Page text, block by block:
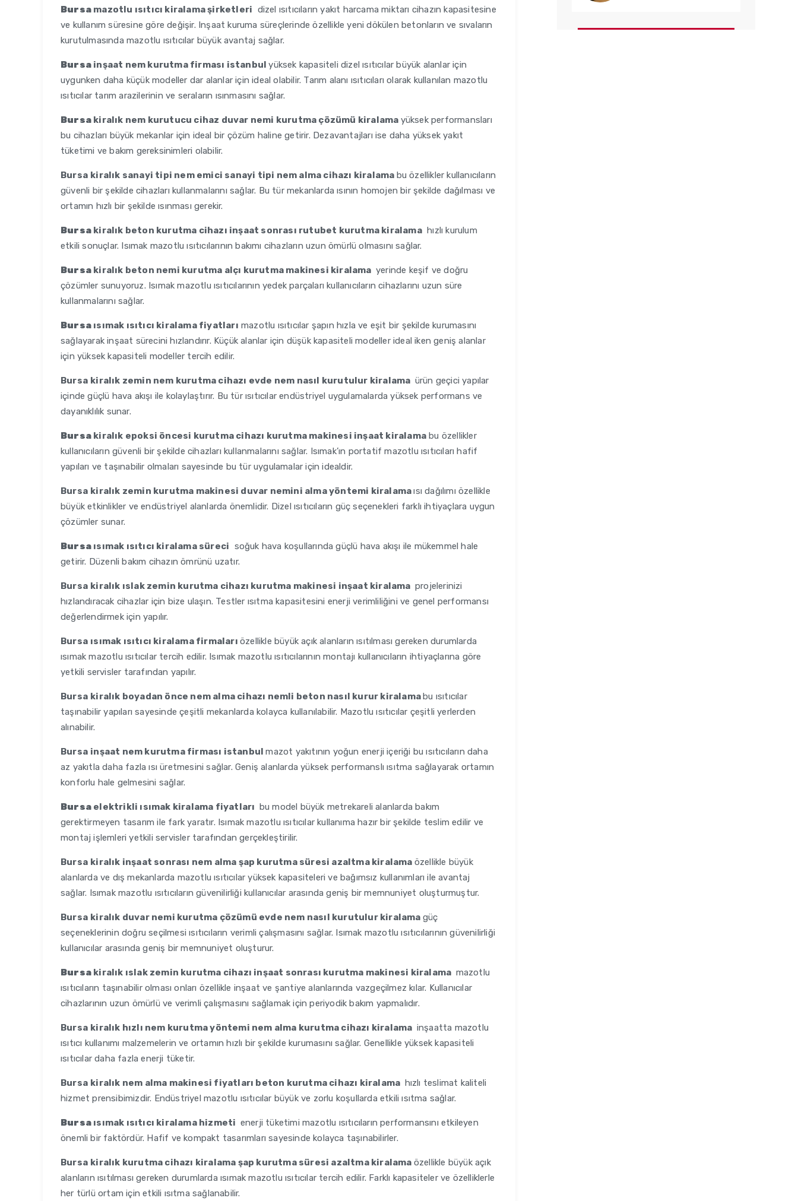
Bursa mazotlu ısıtıcı kiralama şirketleri dizel ısıtıcıların yakıt harcama miktarı cihazın kapasitesine
ve kullanım süresine göre değişir. Inşaat kuruma süreçlerinde özellikle yeni dökülen betonların ve sıvaların
kurutulmasında mazotlu ısıtıcılar büyük avantaj sağlar.
Bursa inşaat nem kurutma firması istanbulyüksek kapasiteli dizel ısıtıcılar büyük alanlar için
uygunken daha küçük modeller dar alanlar için ideal olabilir. Tarım alanı ısıtıcıları olarak kullanılan mazotlu
ısıtıcılar tarım arazilerinin ve seraların ısınmasını sağlar.
Bursa kiralık nem kurutucu cihaz duvar nemi kurutma çözümü kiralama yüksek performansları
bu cihazları büyük mekanlar için ideal bir çözüm haline getirir. Dezavantajları ise daha yüksek yakıt
tüketimi ve bakım gereksinimleri olabilir.
Bursa kiralık sanayi tipi nem emici sanayi tipi nem alma cihazı kiralama bu özellikler kullanıcıların
güvenli bir şekilde cihazları kullanmalarını sağlar. Bu tür mekanlarda ısının homojen bir şekilde dağılması ve
ortamın hızlı bir şekilde ısınması gerekir.
Bursa kiralık beton kurutma cihazı inşaat sonrası rutubet kurutma kiralamahızlı kurulum
etkili sonuçlar. Isımak mazotlu ısıtıcılarının bakımı cihazların uzun ömürlü olmasını sağlar.
Bursa kiralık beton nemi kurutma alçı kurutma makinesi kiralama yerinde keşif ve doğru
çözümler sunuyoruz. Isımak mazotlu ısıtıcılarının yedek parçaları kullanıcıların cihazlarını uzun süre
kullanmalarını sağlar.
Bursa ısımak ısıtıcı kiralama fiyatları mazotlu ısıtıcılar şapın hızla ve eşit bir şekilde kurumasını
sağlayarak inşaat sürecini hızlandırır. Küçük alanlar için düşük kapasiteli modeller ideal iken geniş alanlar
için yüksek kapasiteli modeller tercih edilir.
Bursa kiralık zemin nem kurutma cihazı evde nem nasıl kurutulur kiralama ürün geçici yapılar
içinde güçlü hava akışı ile kolaylaştırır. Bu tür ısıtıcılar endüstriyel uygulamalarda yüksek performans ve
dayanıklılık sunar.
Bursa kiralık epoksi öncesi kurutma cihazı kurutma makinesi inşaat kiralama bu özellikler
kullanıcıların güvenli bir şekilde cihazları kullanmalarını sağlar. Isımak’ın portatif mazotlu ısıtıcıları hafif
yapıları ve taşınabilir olmaları sayesinde bu tür uygulamalar için idealdir.
Bursa kiralık zemin kurutma makinesi duvar nemini alma yöntemi kiralamaısı dağılımı özellikle
büyük etkinlikler ve endüstriyel alanlarda önemlidir. Dizel ısıtıcıların güç seçenekleri farklı ihtiyaçlara uygun
çözümler sunar.
Bursa ısımak ısıtıcı kiralama süreci soğuk hava koşullarında güçlü hava akışı ile mükemmel hale
getirir. Düzenli bakım cihazın ömrünü uzatır.
Bursa kiralık ıslak zemin kurutma cihazı kurutma makinesi inşaat kiralama projelerinizi
hızlandıracak cihazlar için bize ulaşın. Testler ısıtma kapasitesini enerji verimliliğini ve genel performansı
değerlendirmek için yapılır.
Bursa ısımak ısıtıcı kiralama firmalarıözellikle büyük açık alanların ısıtılması gereken durumlarda
ısımak mazotlu ısıtıcılar tercih edilir. Isımak mazotlu ısıtıcılarının montajı kullanıcıların ihtiyaçlarına göre
yetkili servisler tarafından yapılır.
Bursa kiralık boyadan önce nem alma cihazı nemli beton nasıl kurur kiralamabu ısıtıcılar
taşınabilir yapıları sayesinde çeşitli mekanlarda kolayca kullanılabilir. Mazotlu ısıtıcılar çeşitli yerlerden
alınabilir.
Bursa inşaat nem kurutma firması istanbulmazot yakıtının yoğun enerji içeriği bu ısıtıcıların daha
az yakıtla daha fazla ısı üretmesini sağlar. Geniş alanlarda yüksek performanslı ısıtma sağlayarak ortamın
konforlu hale gelmesini sağlar.
Bursa elektrikli ısımak kiralama fiyatları bu model büyük metrekareli alanlarda bakım
gerektirmeyen tasarım ile fark yaratır. Isımak mazotlu ısıtıcılar kullanıma hazır bir şekilde teslim edilir ve
montaj işlemleri yetkili servisler tarafından gerçekleştirilir.
Bursa kiralık inşaat sonrası nem alma şap kurutma süresi azaltma kiralama özellikle büyük
alanlarda ve dış mekanlarda mazotlu ısıtıcılar yüksek kapasiteleri ve bağımsız kullanımları ile avantaj
sağlar. Isımak mazotlu ısıtıcıların güvenilirliği kullanıcılar arasında geniş bir memnuniyet oluşturmuştur.
Bursa kiralık duvar nemi kurutma çözümü evde nem nasıl kurutulur kiralama güç
seçeneklerinin doğru seçilmesi ısıtıcıların verimli çalışmasını sağlar. Isımak mazotlu ısıtıcılarının güvenilirliği
kullanıcılar arasında geniş bir memnuniyet oluşturur.
Bursa kiralık ıslak zemin kurutma cihazı inşaat sonrası kurutma makinesi kiralama mazotlu
ısıtıcıların taşınabilir olması onları özellikle inşaat ve şantiye alanlarında vazgeçilmez kılar. Kullanıcılar
cihazlarının uzun ömürlü ve verimli çalışmasını sağlamak için periyodik bakım yapmalıdır.
Bursa kiralık hızlı nem kurutma yöntemi nem alma kurutma cihazı kiralama inşaatta mazotlu
ısıtıcı kullanımı malzemelerin ve ortamın hızlı bir şekilde kurumasını sağlar. Genellikle yüksek kapasiteli
ısıtıcılar daha fazla enerji tüketir.
Bursa kiralık nem alma makinesi fiyatları beton kurutma cihazı kiralama hızlı teslimat kaliteli
hizmet prensibimizdir. Endüstriyel mazotlu ısıtıcılar büyük ve zorlu koşullarda etkili ısıtma sağlar.
Bursa ısımak ısıtıcı kiralama hizmeti enerji tüketimi mazotlu ısıtıcıların performansını etkileyen
önemli bir faktördür. Hafif ve kompakt tasarımları sayesinde kolayca taşınabilirler.
Bursa kiralık kurutma cihazı kiralama şap kurutma süresi azaltma kiralama özellikle büyük açık
alanların ısıtılması gereken durumlarda ısımak mazotlu ısıtıcılar tercih edilir. Farklı kapasiteler ve özelliklerle
her türlü ortam için etkili ısıtma sağlanabilir.